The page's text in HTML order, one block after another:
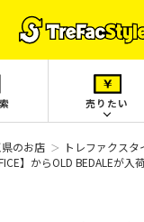
売りたい
のお店
トレファクス
】からOLD BEDALEが入